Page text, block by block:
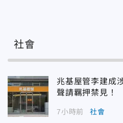
社會
兆基屋管李建成
聲請羈押禁見！
7小時前 社會